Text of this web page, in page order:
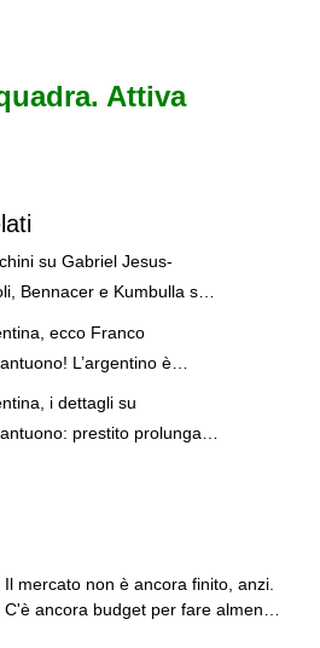
Attiva
su Gabriel Jesus-
Bennacer e Kumbulla se
ecco Franco
L’argentino è
a Firenze, entusiasmo
i dettagli su
prestito prolungato
Il mercato non è ancora finito, anzi.
C'è ancora budget per fare almeno